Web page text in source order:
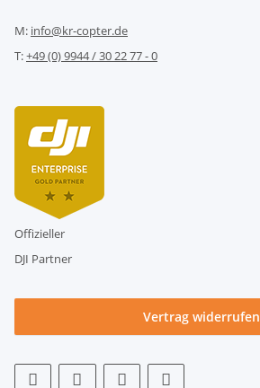
M: info@kr-copter.de
T:+49 (0) 9944 / 30 22 77 - 0
Offizieller
DJI Partner
Vertrag widerrufen